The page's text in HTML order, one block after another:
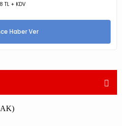
TL + KDV
Haber Ver